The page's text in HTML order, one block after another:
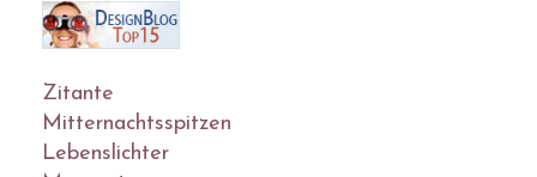
Zitante
Mitternachtsspitzen
Lebenslichter